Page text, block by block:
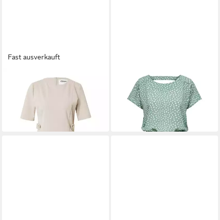
Fast ausverkauft
Jerseykleid PEACH (1-tlg)
Plain/ohne Details
29,90 € 39,90 €
-25%
Minikleid ONLMARIANA
MYRINA (1-tlg) Cut-Outs
32,90 €